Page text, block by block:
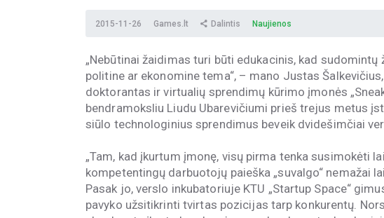
2015-11-26 Games.lt Dalintis Naujienos
„Nebūtinai žaidimas turi būti edukacinis, kad
politine ar ekonomine tema“, – mano Justas
doktorantas ir virtualių sprendimų kūrimo įmonės
bendramoksliu Liudu Ubarevičiumi prieš trejus metus
siūlo technologinius sprendimus beveik dvidešimčiai
„Tam, kad įkurtum įmonę, visų pirma tenka susimokėti
kompetentingų darbuotojų paieška „suvalgo“ nemažai
Pasak jo, verslo inkubatoriuje KTU „Startup Space“
pavyko užsitikrinti tvirtas pozicijas tarp konkurentų.